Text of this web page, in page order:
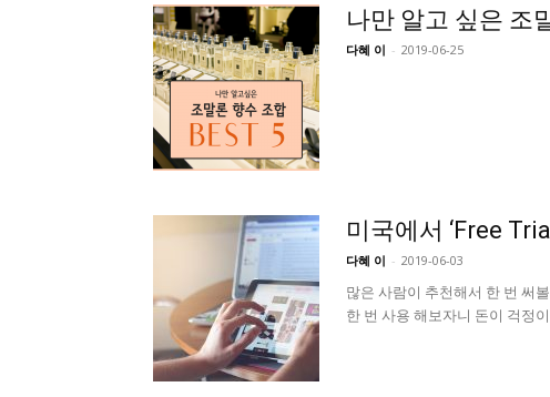
나만 알고 싶은 조
다혜 이 - 2019-06-25
미국에서 ‘Free
다혜 이 - 2019-06-03
많은 사람이 추천해서 한 번 써
한 번 사용 해보자니 돈이 걱정